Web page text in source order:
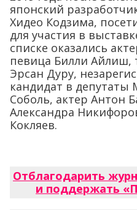
японский
Хидео Кодзима,
для участия в
списке оказались
певица Билли Айлиш,
Эрсан Дуру,
кандидат в
Соболь, актер Антон
Александра
Кокляев.
Отблагодарить
и поддержать